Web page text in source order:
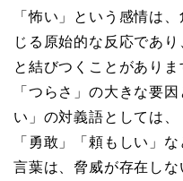
「怖い」という感情は
じる原始的な反応であ
と結びつくことがあり
「つらさ」の大きな要
い」の対義語としては、
「勇敢」「頼もしい」
言葉は、脅威が存在し